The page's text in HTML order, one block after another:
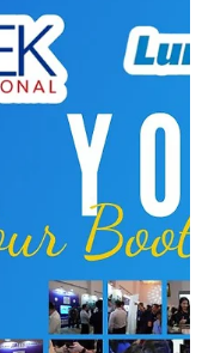
tham quan và trải
hệ mới tại trung tâm
Tại đây, định nghĩa về
tầm cao hoàn toàn
ảnh. 1. LG MAGNIT
Sự Hoàn Hảo Điểm
sử dụng công
ảnh (Pixel Pitch) siêu